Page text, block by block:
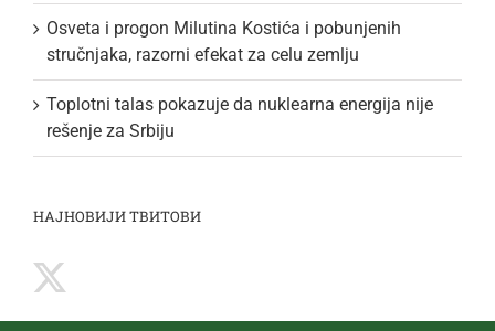
Osveta i progon Milutina Kostića i pobunjenih
stručnjaka, razorni efekat za celu zemlju
Toplotni talas pokazuje da nuklearna energija nije
rešenje za Srbiju
НАЈНОВИЈИ ТВИТОВИ